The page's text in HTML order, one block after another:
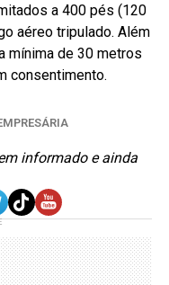
a 400 pés (120
aéreo tripulado. Além
mínima de 30 metros
consentimento.
informado e ainda